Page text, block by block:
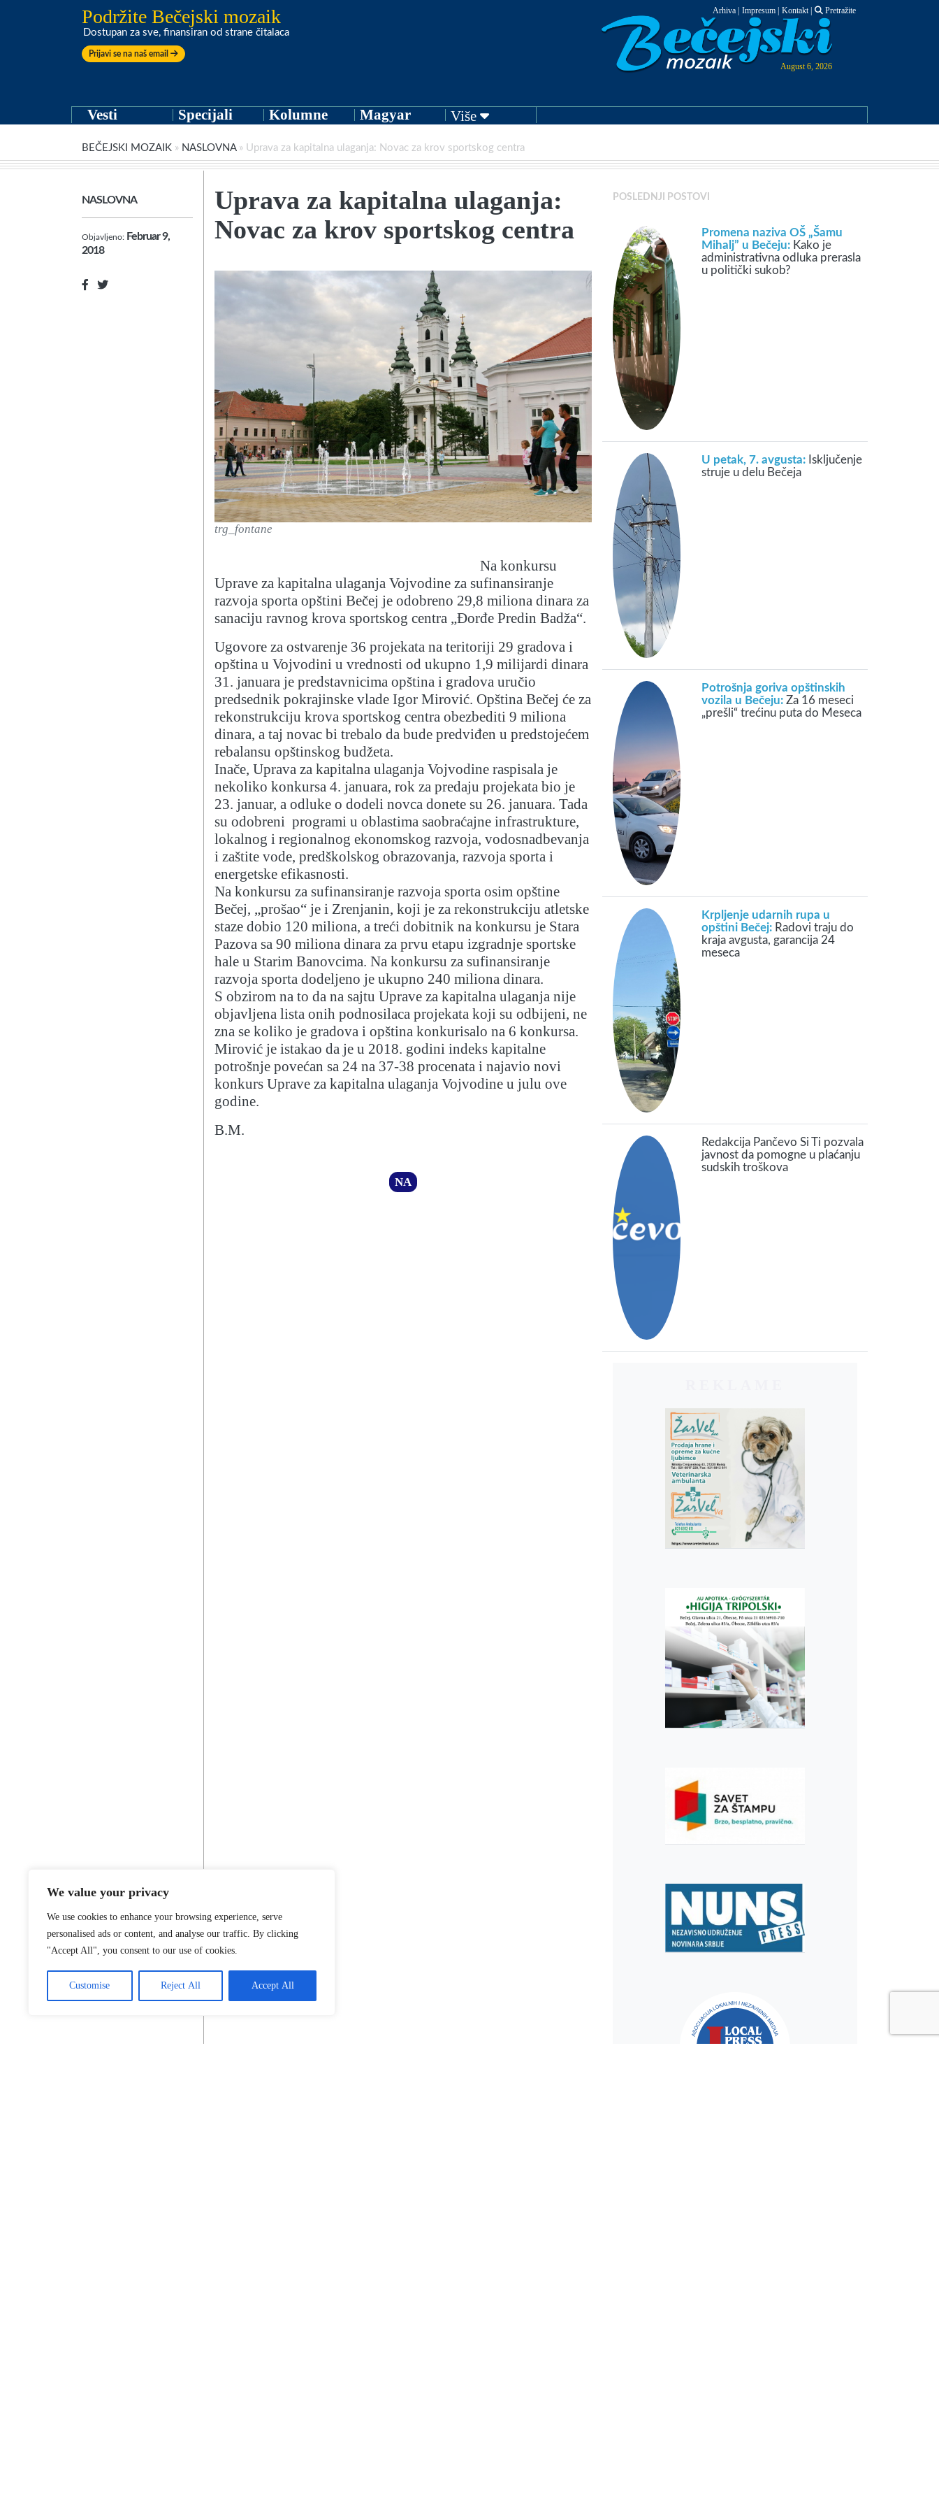
We value your privacy
We use cookies to enhance your browsing experience, serve
personalised ads or content, and analyse our traffic. By clicking
"Accept All", you consent to our use of cookies.
Customise Reject All Accept All
Podržite Bečejski mozaik
Dostupan za sve, finansiran od strane čitalaca
Prijavi se na naš email
Arhiva Impresum Kontakt| Pretražite
August 6, 2026
Vesti Specijali Kolumne Magyar Više
BEČEJSKI MOZAIK » NASLOVNA» Uprava za kapitalna ulaganja: Novac za krov sportskog centra
NASLOVNA
Objavljeno: Februar 9,
2018
Uprava za kapitalna ulaganja:
Novac za krov sportskog centra
trg_fontane
Na konkursu
Uprave za kapitalna ulaganja Vojvodine za sufinansiranje
razvoja sporta opštini Bečej je odobreno 29,8 miliona dinara za
sanaciju ravnog krova sportskog centra „Đorđe Predin Badža“.
Ugovore za ostvarenje 36 projekata na teritoriji 29 gradova i
opština u Vojvodini u vrednosti od ukupno 1,9 milijardi dinara
31. januara je predstavnicima opština i gradova uručio
predsednik pokrajinske vlade Igor Mirović. Opština Bečej će za
rekonstrukciju krova sportskog centra obezbediti 9 miliona
dinara, a taj novac bi trebalo da bude predviđen u predstojećem
rebalansu opštinskog budžeta.
Inače, Uprava za kapitalna ulaganja Vojvodine raspisala je
nekoliko konkursa 4. januara, rok za predaju projekata bio je
23. januar, a odluke o dodeli novca donete su 26. januara. Tada
su odobreni programi u oblastima saobraćajne infrastrukture,
lokalnog i regionalnog ekonomskog razvoja, vodosnadbevanja
i zaštite vode, predškolskog obrazovanja, razvoja sporta i
energetske efikasnosti.
Na konkursu za sufinansiranje razvoja sporta osim opštine
Bečej, „prošao“ je i Zrenjanin, koji je za rekonstrukciju atletske
staze dobio 120 miliona, a treći dobitnik na konkursu je Stara
Pazova sa 90 miliona dinara za prvu etapu izgradnje sportske
hale u Starim Banovcima. Na konkursu za sufinansiranje
razvoja sporta dodeljeno je ukupno 240 miliona dinara.
S obzirom na to da na sajtu Uprave za kapitalna ulaganja nije
objavljena lista onih podnosilaca projekata koji su odbijeni, ne
zna se koliko je gradova i opština konkurisalo na 6 konkursa.
Mirović je istakao da je u 2018. godini indeks kapitalne
potrošnje povećan sa 24 na 37-38 procenata i najavio novi
konkurs Uprave za kapitalna ulaganja Vojvodine u julu ove
godine.
B.M.
NA
POSLEDNJI POSTOVI
Promena naziva OŠ „Šamu
Mihalj” u Bečeju: Kako je
administrativna odluka prerasla
u politički sukob?
U petak, 7. avgusta: Isključenje
struje u delu Bečeja
Potrošnja goriva opštinskih
vozila u Bečeju: Za 16 meseci
„prešli“ trećinu puta do Meseca
Krpljenje udarnih rupa u
opštini Bečej: Radovi traju do
kraja avgusta, garancija 24
meseca
Redakcija Pančevo Si Ti pozvala
javnost da pomogne u plaćanju
sudskih troškova